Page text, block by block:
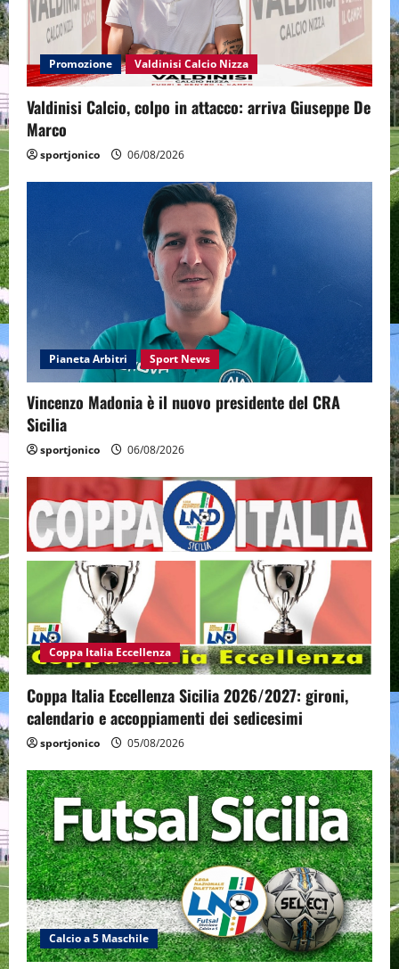
Promozione Valdinisi Calcio Nizza
Valdinisi Calcio, colpo in attacco: arriva Giuseppe De
Marco
sportjonico 06/08/2026
Pianeta Arbitri Sport News
Vincenzo Madonia è il nuovo presidente del CRA
Sicilia
sportjonico 06/08/2026
Coppa Italia Eccellenza
Coppa Italia Eccellenza Sicilia 2026/2027: gironi,
calendario e accoppiamenti dei sedicesimi
sportjonico 05/08/2026
Calcio a 5 Maschile